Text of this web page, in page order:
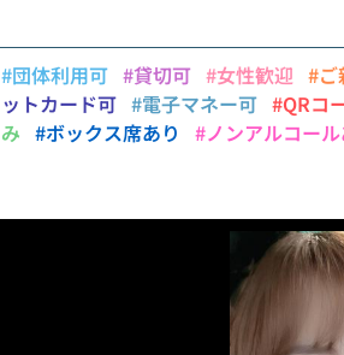
#団体利用可 #貸切可 #女性歓迎 #ご
ットカード可 #電子マネー可 #QRコ
み #ボックス席あり #ノンアルコール